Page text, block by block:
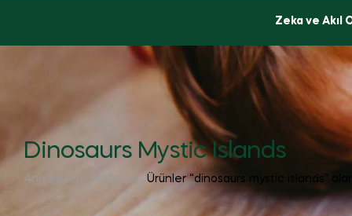
Zeka ve Akıl
Dinosaurs Mystic Islands
Ana Sayfa Ürünler “dinosaurs mystic islands”